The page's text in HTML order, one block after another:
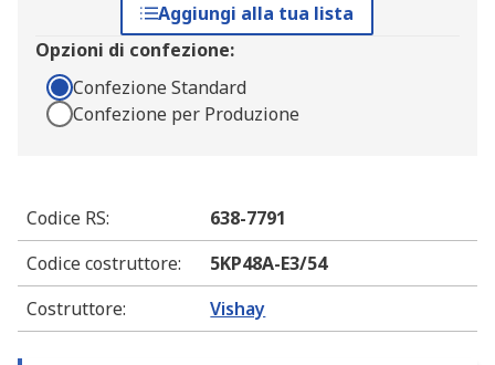
Aggiungi alla tua lista
Opzioni di confezione:
Confezione Standard
Confezione per Produzione
Codice RS:
638-7791
Codice costruttore:
5KP48A-E3/54
Costruttore: Vishay